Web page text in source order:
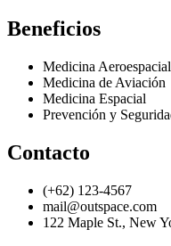
Beneficios
Medicina Aeroespacial
Medicina de Aviación
Medicina Espacial
Prevención y
Contacto
(+62) 123-4567
mail@outspace.com
122 Maple St., New